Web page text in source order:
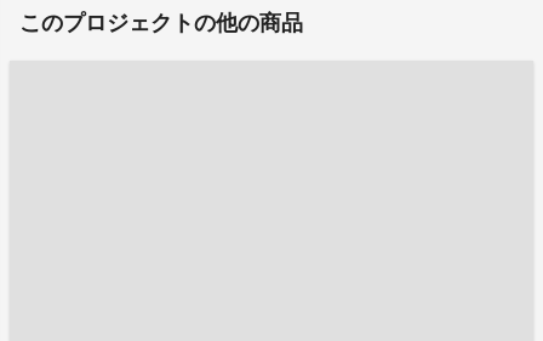
このプロジェクトの他の商品